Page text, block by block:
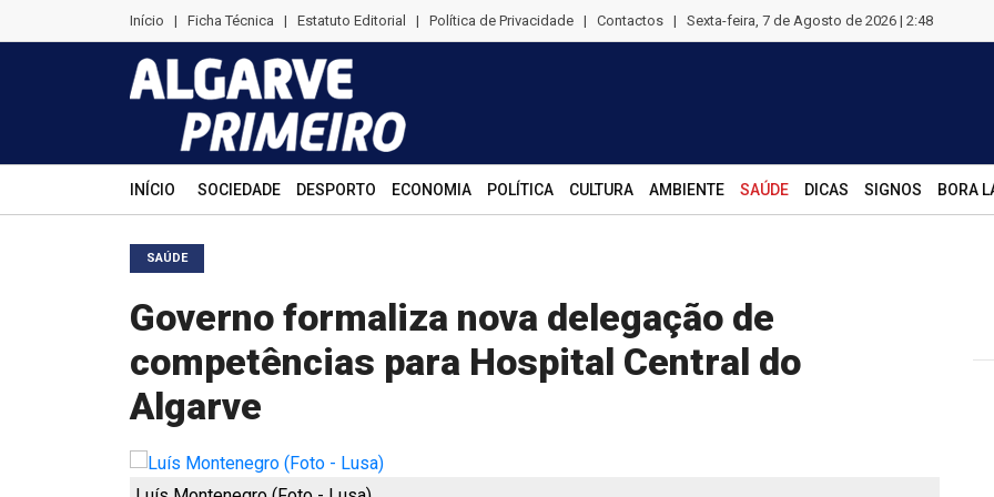
Início | Ficha Técnica | Estatuto Editorial | Política de Privacidade | Contactos | Sexta-feira, 7 de Agosto de 2026 | 2:48
INÍCIO SOCIEDADE DESPORTO ECONOMIA POLÍTICA CULTURA AMBIENTE SAÚDE DICAS SIGNOS BORA
SAÚDE
Governo formaliza nova delegação de
competências para Hospital Central do
Algarve